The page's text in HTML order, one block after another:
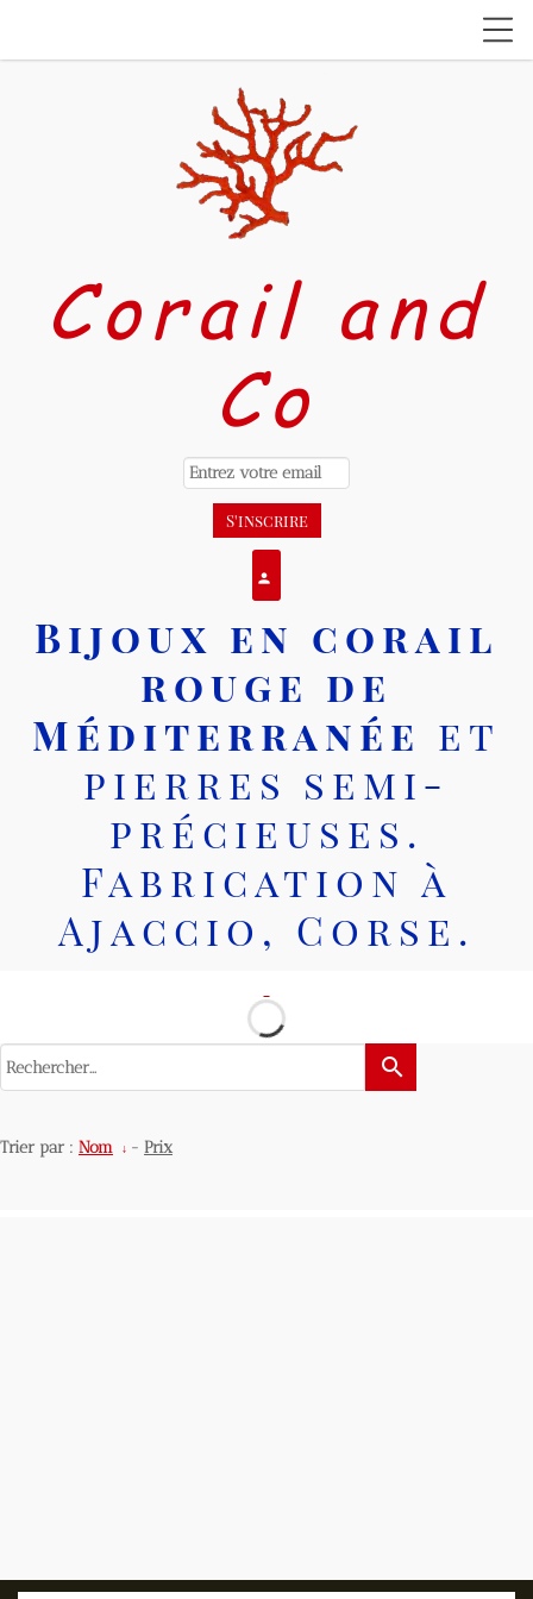
Corail and
Co
person
Bijoux en corail
rouge de
Méditerranée et
pierres semi-
précieuses.
Fabrication à
Ajaccio, Corse.
search
Trier par : Nom - Prix